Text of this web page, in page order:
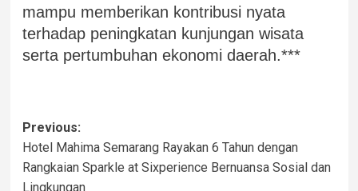
mampu memberikan kontribusi nyata
terhadap peningkatan kunjungan wisata
serta pertumbuhan ekonomi daerah.***
Previous:
Hotel Mahima Semarang Rayakan 6 Tahun dengan
Rangkaian Sparkle at Sixperience Bernuansa Sosial dan
Lingkungan